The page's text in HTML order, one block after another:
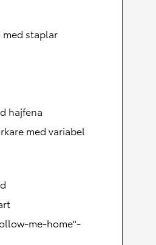
staplar
hajfena
med variabel
me-home"-